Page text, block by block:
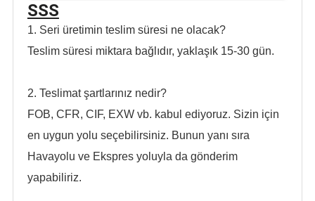
SSS
1. Seri üretimin teslim süresi ne olacak?
Teslim süresi miktara bağlıdır, yaklaşık 15-30 gün.
2. Teslimat şartlarınız nedir?
FOB, CFR, CIF, EXW vb. kabul ediyoruz. Sizin için
en uygun yolu seçebilirsiniz. Bunun yanı sıra
Havayolu ve Ekspres yoluyla da gönderim
yapabiliriz.